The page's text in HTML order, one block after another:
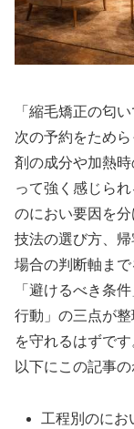
「縮毛矯正の匂
次の予約をため
剤の成分や加熱
って強く感じら
のにおい要因を
技法の選び方、
場合の判断軸ま
「避けるべき条
行動」の三点が
を守れるはずです
以下にこの記事
工程別のにお